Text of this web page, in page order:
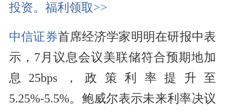
投资。福利领取>>
中信证券首席经济学家明明在研报中表
示，7月议息会议美联储符合预期地加
息25bps，政策利率提升至
5.25%-5.5%。鲍威尔表示未来利率决议